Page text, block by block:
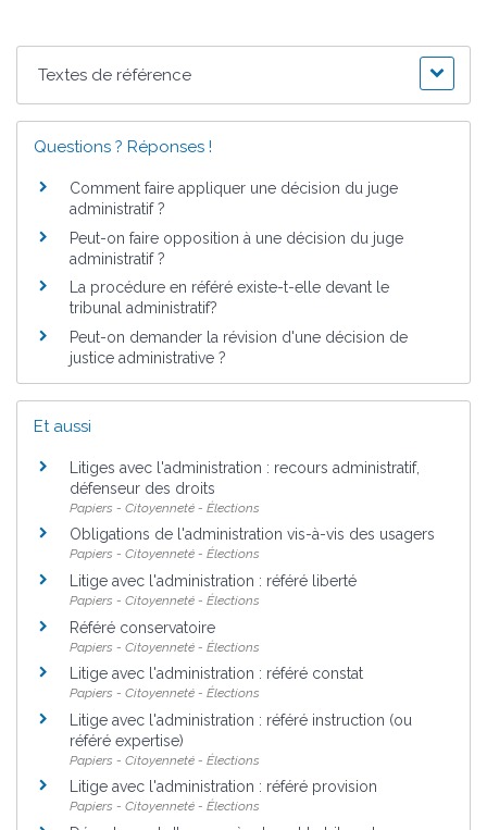
Textes de référence
Questions ? Réponses !
Comment faire appliquer une décision du juge
administratif ?
Peut-on faire opposition à une décision du juge
administratif ?
La procédure en référé existe-t-elle devant le
tribunal administratif?
Peut-on demander la révision d'une décision de
justice administrative ?
Et aussi
Litiges avec l'administration : recours administratif,
défenseur des droits
Papiers - Citoyenneté - Élections
Obligations de l'administration vis-à-vis des usagers
Papiers - Citoyenneté - Élections
Litige avec l'administration : référé liberté
Papiers - Citoyenneté - Élections
Référé conservatoire
Papiers - Citoyenneté - Élections
Litige avec l'administration : référé constat
Papiers - Citoyenneté - Élections
Litige avec l'administration : référé instruction (ou
référé expertise)
Papiers - Citoyenneté - Élections
Litige avec l'administration : référé provision
Papiers - Citoyenneté - Élections